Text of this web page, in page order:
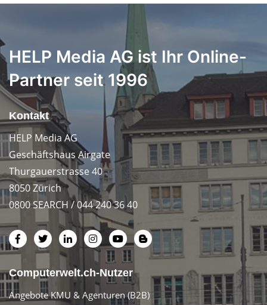
HELP Media AG ist Ihr Online-
Partner seit 1996
Kontakt
HELP Media AG
Geschäftshaus Airgate
Thurgauerstrasse 40
8050 Zürich
0800 SEARCH / 044 240 36 40
Computerwelt.ch-Nutzer
Angebote KMU & Agenturen (B2B)